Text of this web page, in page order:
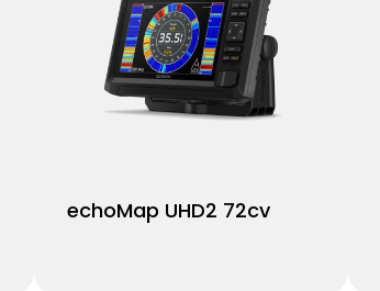
echoMap UHD2 72cv